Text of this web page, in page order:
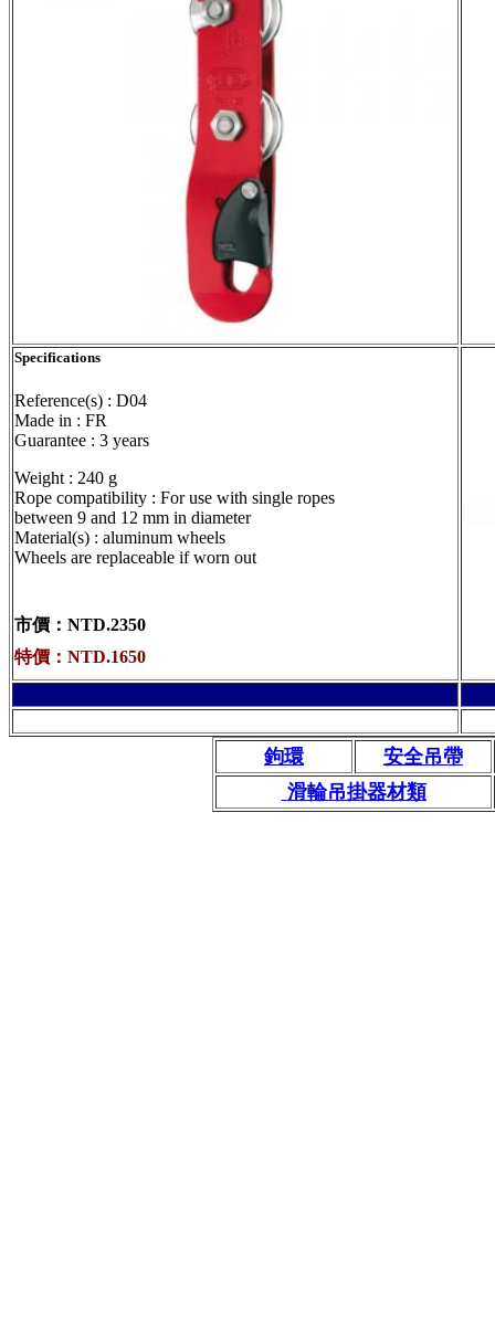
Specifications
Reference(s) : D04
Made in : FR
Guarantee : 3 years
Weight : 240 g
Rope compatibility : For use with single ropes
between 9 and 12 mm in diameter
Material(s) : aluminum wheels
Wheels are replaceable if worn out
市價：NTD.2350
特價： NTD.1650
鉤環
安全吊帶
滑輪吊掛器材類